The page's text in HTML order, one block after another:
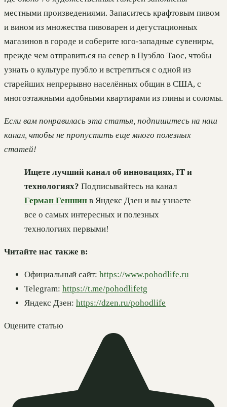
местными произведениями. Запаситесь крафтовым пивом
и вином из множества пивоварен и дегустационных
магазинов в городе и соберите юго-западные сувениры,
прежде чем отправиться на север в Пуэбло Таос, чтобы
узнать о культуре пуэбло и встретиться с одной из
старейших непрерывно населённых общин в США, с
многоэтажными адобными квартирами из глины и соломы.
Если вам понравилась эта статья, подпишитесь на наш
канал, чтобы не пропустить еще много полезных
статей!
Ищете лучший канал об инновациях, IT и
технологиях? Подписывайтесь на канал
Герман Геншин в Яндекс Дзен и вы узнаете
все о самых интересных и полезных
технологиях первыми!
Читайте нас также в:
Официальный сайт: https://www.pohodlife.ru
Telegram: https://t.me/pohodlifetg
Яндекс Дзен: https://dzen.ru/pohodlife
Оцените статью